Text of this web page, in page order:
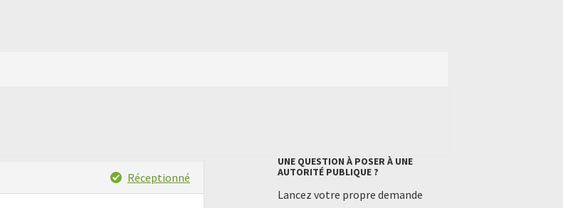
Réceptionné
UNE QUESTION À POSER À UNE
AUTORITÉ PUBLIQUE ?
Lancez votre propre demande